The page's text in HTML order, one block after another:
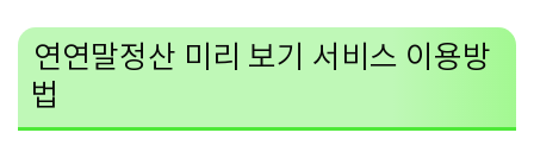
연연말정산 미리 보기 서비스 이용방
법